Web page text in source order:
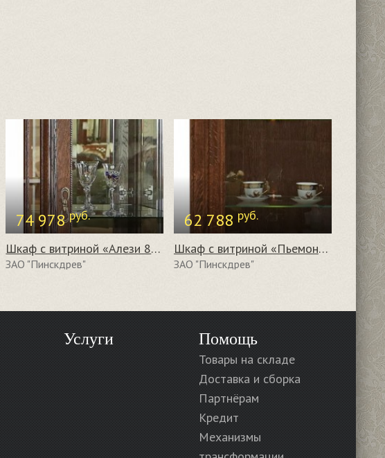
74 978руб.
Шкаф с витриной «Алези 8» П350.08
ЗАО "Пинскдрев"
62 788 руб.
Шкаф с витриной «Пьемонт» П518.26
ЗАО "Пинскдрев"
Услуги Помощь
Товары на складе
Доставка и сборка
Партнёрам
Кредит
Механизмы